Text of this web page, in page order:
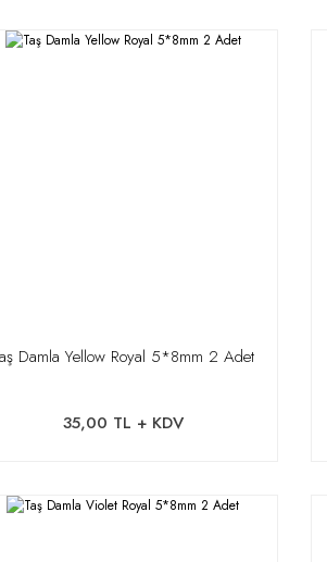
Damla Yellow Royal 5*8mm 2 Adet
35,00 TL + KDV